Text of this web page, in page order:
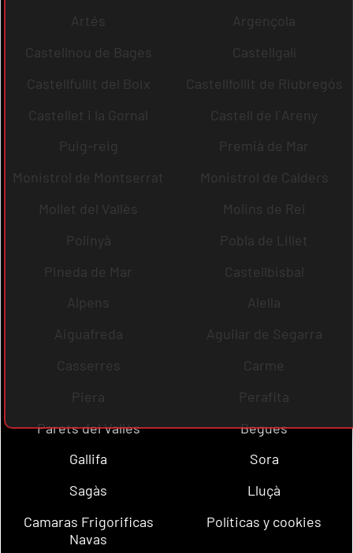
Artés
Argençola
Castellnou de Bages
Castellgalí
Castellfullit del Boix
Castellfollit de Riubregós
Castellet i la Gornal
Castell de l´Areny
Puig-reig
Premià de Mar
Monistrol de Montserrat
Monistrol de Calders
Mollet del Vallès
Molins de Rei
Polinyà
Pobla de Lillet
Pineda de Mar
Castellbisbal
Alpens
Alella
Aiguafreda
Aguilar de Segarra
Casserres
Carme
Piera
Perafita
Parets del Vallès
Begues
Gallifa
Sora
Sagàs
Lluçà
Camaras Frigorificas
Navas
Políticas y cookies